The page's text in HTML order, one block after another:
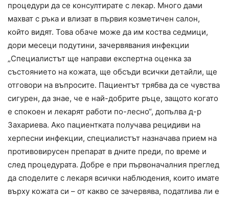
процедури да се консултирате с лекар. Много дами
махват с ръка и влизат в първия козметичен салон,
който видят. Това обаче може да им коства седмици,
дори месеци подутини, зачервявания инфекции
„Специалистът ще направи експертна оценка за
състоянието на кожата, ще обсъди всички детайли, ще
отговори на въпросите. Пациентът трябва да се чувства
сигурен, да знае, че е най-добрите ръце, защото когато
е спокоен и лекарят работи по-лесно“, допълва д-р
Захариева. Ако пациентката получава рецидиви на
херпесни инфекции, специалистът назначава прием на
противовирусен препарат в дните преди, по време и
след процедурата. Добре е при първоначалния преглед
да споделите с лекаря всички наблюдения, които имате
върху кожата си – от какво се зачервява, податлива ли е